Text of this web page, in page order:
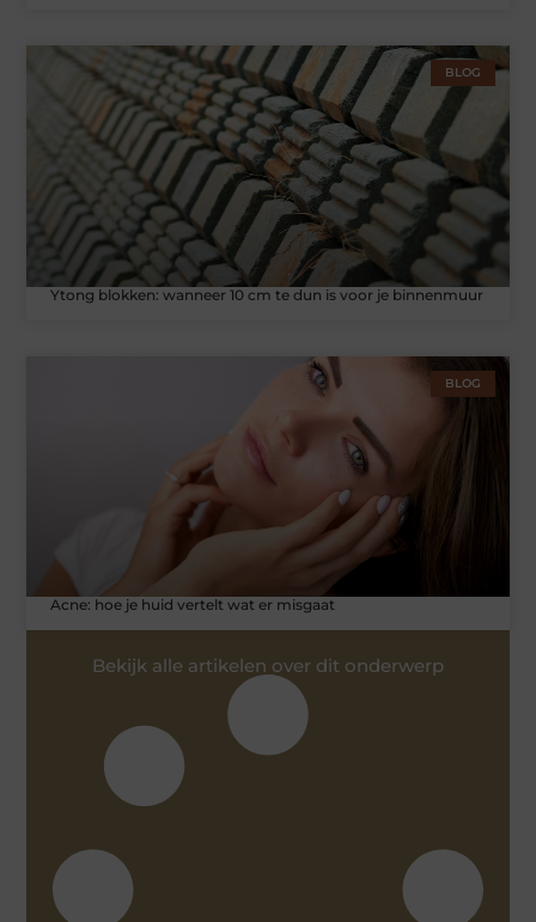
BLOG
Ytong blokken: wanneer 10 cm te dun is voor je binnenmuur
BLOG
Acne: hoe je huid vertelt wat er misgaat
Bekijk alle artikelen over dit onderwerp